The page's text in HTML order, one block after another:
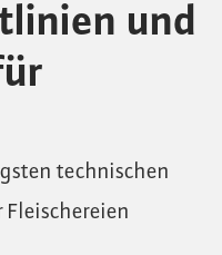
und
technischen